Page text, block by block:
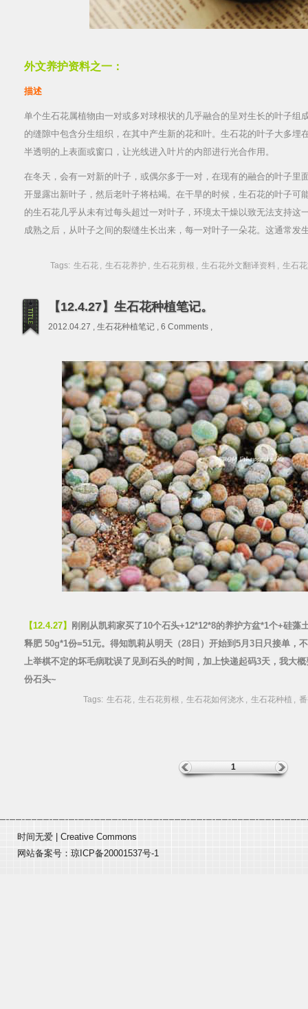
外文养护资料之一：
描述
单个生石花属植物由一对或多对球根状的几乎融合的呈对生长的叶子组
的缝隙中包含分生组织，在其中产生新的花和叶。生石花的叶子大多埋
半透明的上表面或窗口，让光线进入叶片的内部进行光合作用。
在冬天，会有一对新的叶子，或偶尔多于一对，在现有的融合的叶子里
开显露出新叶子，然后老叶子将枯竭。在干旱的时候，生石花的叶子可
的生石花几乎从未有过每头超过一对叶子，环境太干燥以致无法支持这
成熟之后，从叶子之间的裂缝生长出来，每一对叶子一朵花。这通常发
Tags: 生石花 , 生石花养护 , 生石花剪根 , 生石花外文翻译资料 , 生石
【12.4.27】生石花种植笔记。
2012.04.27 , 生石花种植笔记 , 6 Comments ,
【12.4.27】 刚刚从凯莉家买了10个石头+12*12*8的养护方盆*1个+硅藻
释肥 50g*1份=51元。 得知凯莉从明天（28日）开始到5月3日只接单，
上举棋不定的坏毛病耽误了见到 石头的时间，加上快递起码3天，我大
份石头~
Tags: 生石花 , 生石花剪根 , 生石花如何浇水 , 生石花种植 ,
1
时间无爱
Creative Commons
网站备案号： 琼ICP备20001537号-1